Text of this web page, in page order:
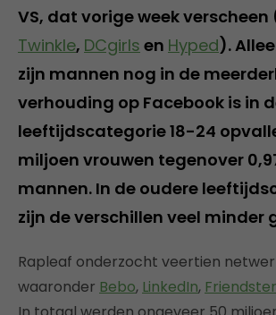
VS, dat vorige week verscheen
Twinkle, DCgirls en Hyped).
zijn mannen nog in de
verhouding op Facebook is in
leeftijdscategorie 18-24
miljoen vrouwen tegenover
mannen. In de oudere
zijn de verschillen veel minder
Rapleaf onderzocht veertien
waaronder Bebo, LinkedIn, Friendster